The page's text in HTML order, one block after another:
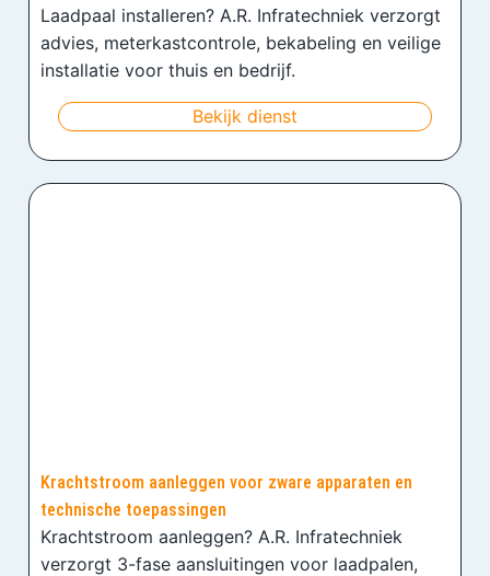
Laadpaal installeren? A.R. Infratechniek verzorgt
advies, meterkastcontrole, bekabeling en veilige
installatie voor thuis en bedrijf.
Bekijk dienst
Krachtstroom aanleggen voor zware apparaten en
technische toepassingen
Krachtstroom aanleggen? A.R. Infratechniek
verzorgt 3-fase aansluitingen voor laadpalen,